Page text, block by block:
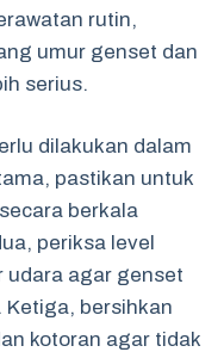
rutin,
umur genset dan
serius.
dilakukan dalam
pastikan untuk
berkala
periksa level
udara agar genset
Ketiga, bersihkan
kotoran agar tidak